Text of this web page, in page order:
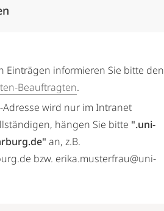
Einträgen informieren Sie bitte den
Beauftragten.
Adresse wird nur im Intranet
hängen Sie bitte ".uni-
an, z.B.
bzw. erika.musterfrau@uni-